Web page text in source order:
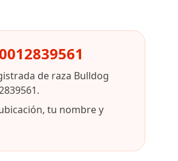
de raza Bulldog
tu nombre y